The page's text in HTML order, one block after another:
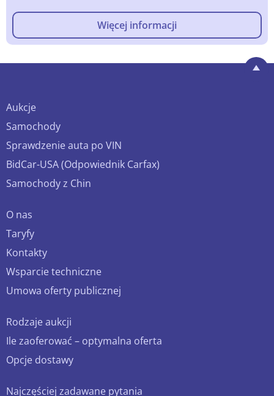
Więcej informacji
Aukcje
Samochody
Sprawdzenie auta po VIN
BidCar-USA (Odpowiednik Carfax)
Samochody z Chin
O nas
Taryfy
Kontakty
Wsparcie techniczne
Umowa oferty publicznej
Rodzaje aukcji
Ile zaoferować – optymalna oferta
Opcje dostawy
Najczęściej zadawane pytania